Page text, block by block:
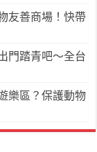
友善商場！快帶
門踏青吧～全台
樂區？保護動物